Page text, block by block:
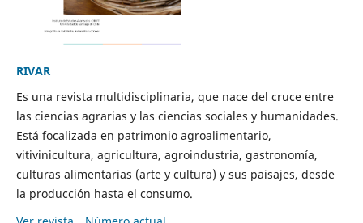
RIVAR
Es una revista multidisciplinaria, que nace del cruce entre
las ciencias agrarias y las ciencias sociales y humanidades.
Está focalizada en patrimonio agroalimentario,
vitivinicultura, agricultura, agroindustria, gastronomía,
culturas alimentarias (arte y cultura) y sus paisajes, desde
la producción hasta el consumo.